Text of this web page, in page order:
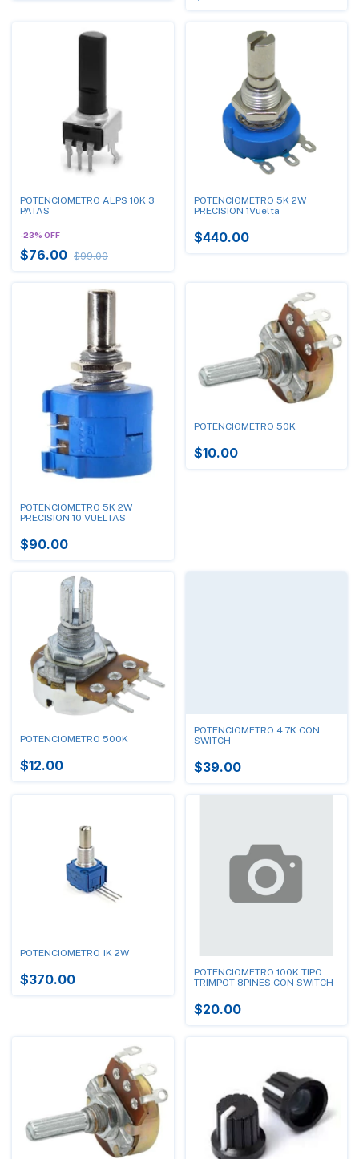
POTENCIOMETRO ALPS 10K 3
PATAS
-23% OFF
$76.00 $99.00
POTENCIOMETRO 5K 2W
PRECISION 1Vuelta
$440.00
POTENCIOMETRO 5K 2W
PRECISION 10 VUELTAS
$90.00
POTENCIOMETRO 50K
$10.00
POTENCIOMETRO 500K
$12.00
POTENCIOMETRO 4.7K CON
SWITCH
$39.00
POTENCIOMETRO 1K 2W
$370.00
POTENCIOMETRO 100K TIPO
TRIMPOT 8PINES CON SWITCH
$20.00